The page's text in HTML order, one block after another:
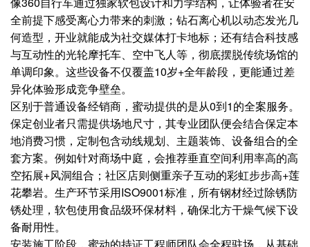
全前提下感受离心力带来的刺激；钻石离心机以动态发光几
何造型，开业就能成为社交媒体打卡地标；还有结合科技感
与互动性的光轮摩托车、空中飞人等，彻底摆脱传统场馆的
单调印象。这些设备不仅覆盖10岁+全年龄段，更能通过差
异化体验形成竞争壁垒。
区别于普通设备经销商，蜜动提供的是从0到1的全案服务。
保定创业者只需提供场地尺寸，其专业团队便会结合保定本
地消费习惯，定制包含动线规划、主题装饰、设备组合的全
套方案。例如针对商场中庭，会推荐垂直空间利用率高的高
空拓展+风洞组合；社区店则侧重亲子互动的彩虹步步高+莲
花攀岩。生产环节采用ISO9001标准，所有钢材经过除锈防
锈处理，软包使用食品级环保材料，确保北方干燥气候下设
备耐用性。
安装施工阶段，蜜动的持证工程师团队会全程驻场，从基础